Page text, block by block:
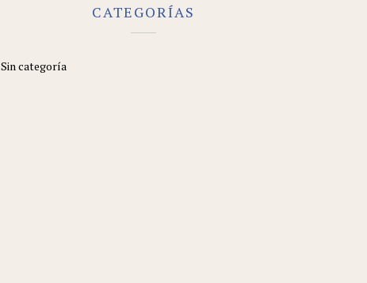
CATEGORÍAS
Sin categoría